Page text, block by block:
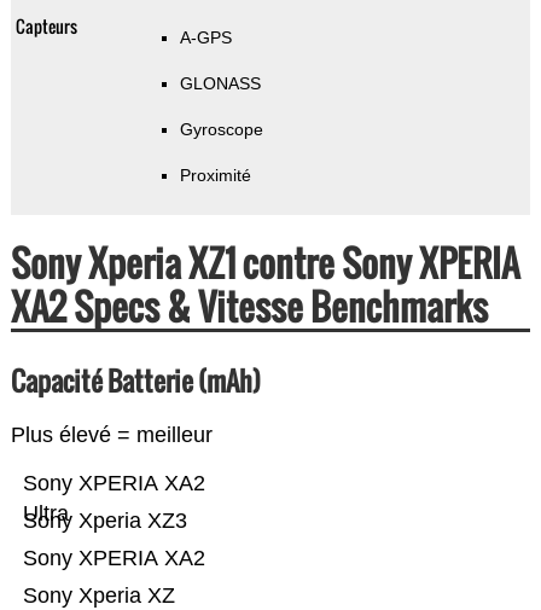
Capteurs A-GPS
GLONASS
Gyroscope
Proximité
Sony Xperia XZ1 contre Sony XPERIA
XA2 Specs & Vitesse Benchmarks
Capacité Batterie (mAh)
Plus élevé = meilleur
Sony Xperia XZ
Sony XPERIA XA2
Sony Xperia XZ3
Sony XPERIA XA2
Ultra